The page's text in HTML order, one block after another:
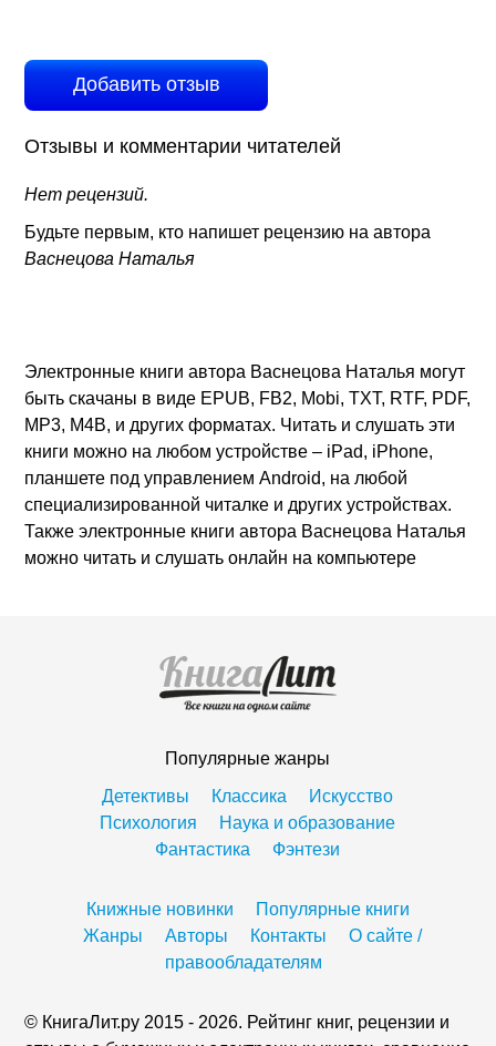
Добавить отзыв
Отзывы и комментарии читателей
Нет рецензий.
Будьте первым, кто напишет рецензию на автора
Васнецова Наталья
Электронные книги автора Васнецова Наталья могут
быть скачаны в виде EPUB, FB2, Mobi, TXT, RTF, PDF,
MP3, M4B, и других форматах. Читать и слушать эти
книги можно на любом устройстве – iPad, iPhone,
планшете под управлением Android, на любой
специализированной читалке и других устройствах.
Также электронные книги автора Васнецова Наталья
можно читать и слушать онлайн на компьютере
Популярные жанры
Детективы
Классика
Искусство
Психология
Наука и образование
Фантастика
Фэнтези
Книжные новинки
Популярные книги
Жанры
Авторы Контакты
О сайте /
правообладателям
© КнигаЛит.ру 2015 - 2026. Рейтинг книг, рецензии и